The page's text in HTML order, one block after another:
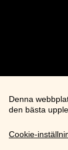
Denna
den bästa
Cookie-